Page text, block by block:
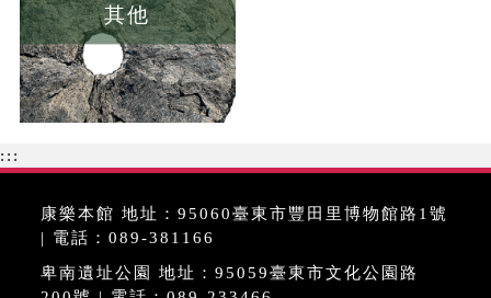
其他
:::
康樂本館 地址：95060臺東市豐田里博物館路1號
| 電話：089-381166
卑南遺址公園 地址：95059臺東市文化公園路